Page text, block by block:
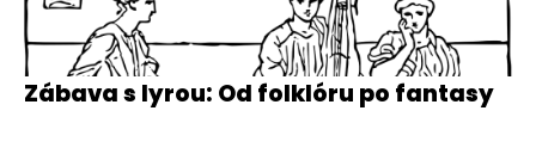
Zábava s lyrou: Od folklóru po fantasy